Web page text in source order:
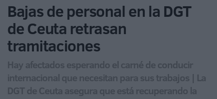
Bajas de personal en la DGT
de Ceuta retrasan
tramitaciones
Hay afectados esperando el carné de conducir
internacional que necesitan para sus trabajos | La
DGT de Ceuta asegura que está recuperando la